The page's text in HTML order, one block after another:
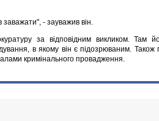
заважати", - зауважив він.
за відповідним викликом. Там
в якому він є підозрюваним. Також
кримінального провадження.